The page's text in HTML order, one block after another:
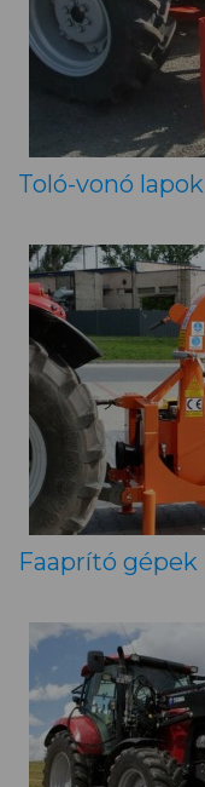
Toló-vonó lapok
Faaprító gépek